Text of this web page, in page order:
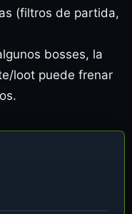
(filtros de partida,
bosses, la
loot puede frenar